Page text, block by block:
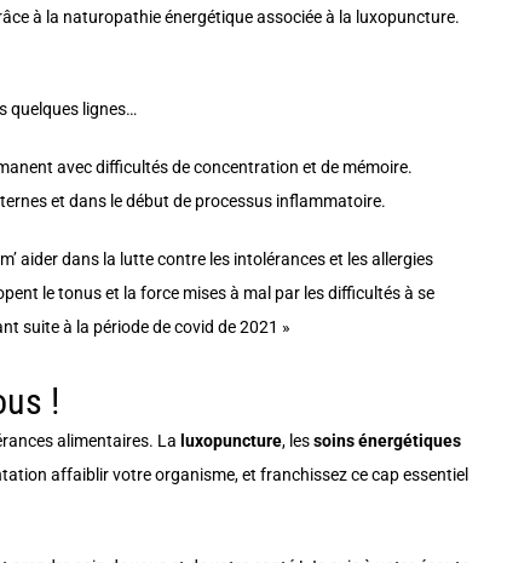
à la naturopathie énergétique associée à la luxopuncture.
quelques lignes…
avec difficultés de concentration et de mémoire.
et dans le début de processus inflammatoire.
aider dans la lutte contre les intolérances et les allergies
le tonus et la force mises à mal par les difficultés à se
suite à la période de covid de 2021 »
!
alimentaires. La luxopuncture, lessoins énergétiques
affaiblir votre organisme, et franchissez ce cap essentiel